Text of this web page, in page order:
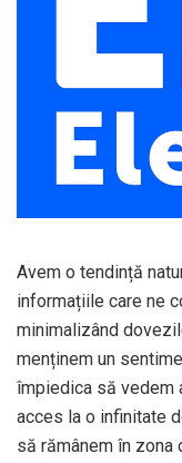
Avem o tendință
informațiile care ne
minimalizând
menținem un
împiedica să vedem
acces la o infinitate
să rămânem în